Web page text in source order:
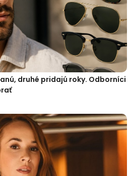
druhé pridajú roky. Odborníci